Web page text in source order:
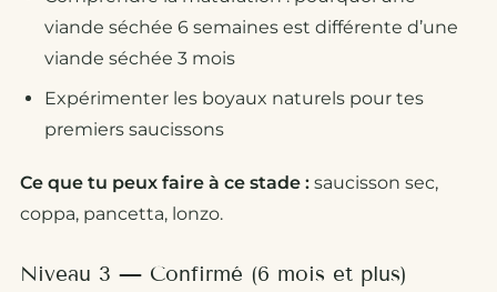
viande séchée 6 semaines est différente d’une
viande séchée 3 mois
Expérimenter les boyaux naturels pour tes
premiers saucissons
Ce que tu peux faire à ce stade : saucisson sec,
coppa, pancetta, lonzo.
Niveau 3 — Confirmé (6 mois et plus)